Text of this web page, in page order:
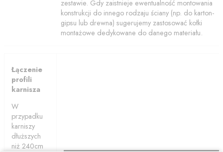
zestawie. Gdy zaistnieje ewentualność montowania
konstrukcji do innego rodzaju ściany (np. do karton-
gipsu lub drewna) sugerujemy zastosować kołki
montażowe dedykowane do danego materiału.
Łączenie
profili
karnisza
W
przypadku
karniszy
dłuższych
niż 240cm